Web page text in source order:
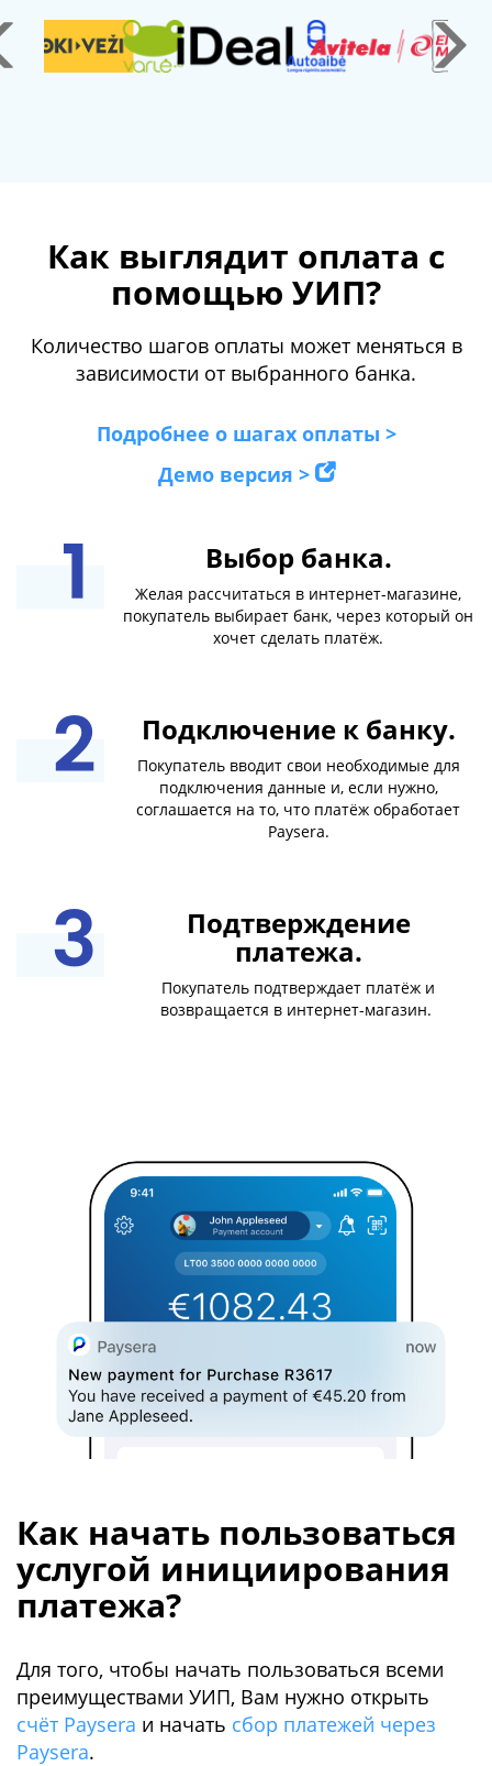
Как выглядит оплата с
помощью УИП?
Количество шагов оплаты может меняться в
зависимости от выбранного банка.
Подробнее о шагах оплаты >
Демо версия >
Выбор банка.
Желая рассчитаться в интернет-магазине,
покупатель выбирает банк, через который он
хочет сделать платёж.
Подключение к банку.
Покупатель вводит свои необходимые для
подключения данные и, если нужно,
соглашается на то, что платёж обработает
Paysera.
Подтверждение
платежа.
Покупатель подтверждает платёж и
возвращается в интернет-магазин.
Как начать пользоваться
услугой инициирования
платежа?
Для того, чтобы начать пользоваться всеми
преимуществами УИП, Вам нужно открыть
счёт Paysera и начать сбор платежей через
Рaysera.